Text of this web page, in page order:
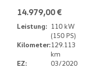
14.979,00 €
Leistung: 110 kW
(150 PS)
Kilometer:129.113
km
EZ:
03/2020